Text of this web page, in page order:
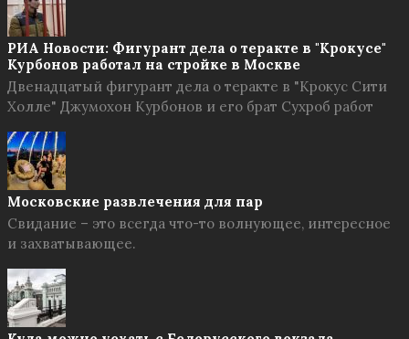
РИА Новости: Фигурант дела о теракте в "Крокусе"
Курбонов работал на стройке в Москве
Двенадцатый фигурант дела о теракте в "Крокус Сити
Холле" Джумохон Курбонов и его брат Сухроб работ
Московские развлечения для пар
Свидание – это всегда что-то волнующее, интересное
и захватывающее.